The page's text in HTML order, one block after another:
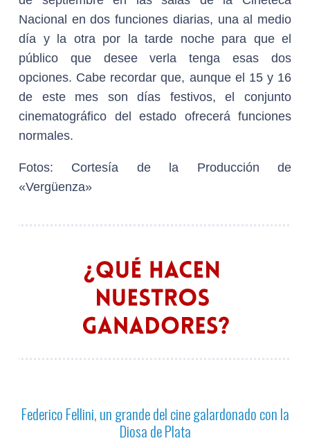
Nacional en dos funciones diarias, una al medio
día y la otra por la tarde noche para que el
público que desee verla tenga esas dos
opciones. Cabe recordar que, aunque el 15 y 16
de este mes son días festivos, el conjunto
cinematográfico del estado ofrecerá funciones
normales.
Fotos: Cortesía de la Producción de
«Vergüenza»
Federico Fellini, un grande del cine galardonado con la
Diosa de Plata